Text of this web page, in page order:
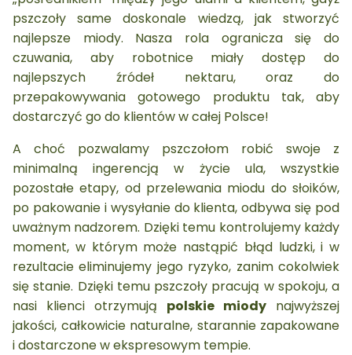
pszczoły same doskonale wiedzą, jak stworzyć
najlepsze miody. Nasza rola ogranicza się do
czuwania, aby robotnice miały dostęp do
najlepszych źródeł nektaru, oraz do
przepakowywania gotowego produktu tak, aby
dostarczyć go do klientów w całej Polsce!
A choć pozwalamy pszczołom robić swoje z
minimalną ingerencją w życie ula, wszystkie
pozostałe etapy, od przelewania miodu do słoików,
po pakowanie i wysyłanie do klienta, odbywa się pod
uważnym nadzorem. Dzięki temu kontrolujemy każdy
moment, w którym może nastąpić błąd ludzki, i w
rezultacie eliminujemy jego ryzyko, zanim cokolwiek
się stanie. Dzięki temu pszczoły pracują w spokoju, a
nasi klienci otrzymują polskie miody najwyższej
jakości, całkowicie naturalne, starannie zapakowane
i dostarczone w ekspresowym tempie.